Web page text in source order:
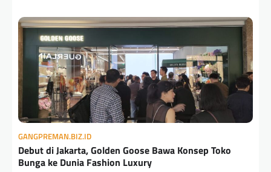
GANGPREMAN.BIZ.ID
Debut di Jakarta, Golden Goose Bawa Konsep Toko
Bunga ke Dunia Fashion Luxury